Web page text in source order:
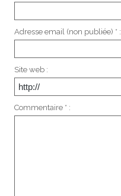
Adresse email (non publiée) * :
Site web :
Commentaire * :